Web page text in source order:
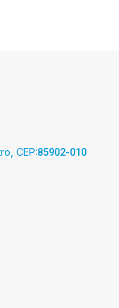
CEP:85902-010